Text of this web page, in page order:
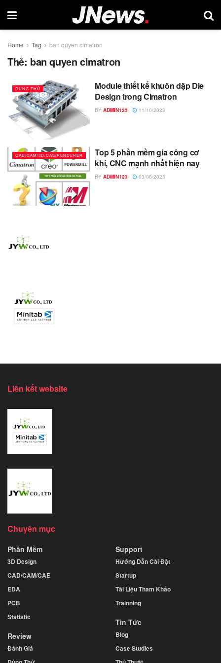
Home Tag ban quyen cimatron
Thẻ: ban quyen cimatron
DÙNG THỬ
Module thiết kế khuôn dập Die
Design trong Cimatron
BY ADMIN123 11/10/2023
CAD/CAM/3D/CAE/RENDERER
Top 5 phần mềm gia công cơ
khí, CNC mạnh nhất hiện nay
BY ADMIN123 03/08/2023
Liên kết website
Chuyên mục
Phần Mềm
3D Design
CAD/CAM/CAE
EDA
PCB
Statistic
Review
Đánh Giá
Support
Hướng Dẫn Cài Đặt
Startup
Tài Liệu Tham Khảo
Trainning
Tin Tức
Blog
Case Studies